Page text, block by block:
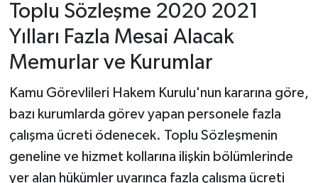
Toplu Sözleşme 2020 2021
Yılları Fazla Mesai Alacak
Memurlar ve Kurumlar
Kamu Görevlileri Hakem Kurulu'nun kararına göre,
bazı kurumlarda görev yapan personele fazla
çalışma ücreti ödenecek. Toplu Sözleşmenin
geneline ve hizmet kollarına ilişkin bölümlerinde
yer alan hükümler uyarınca fazla çalışma ücreti